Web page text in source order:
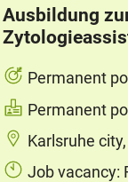
Ausbildung
Permanent
Permanent
Karlsruhe
Job vacancy: